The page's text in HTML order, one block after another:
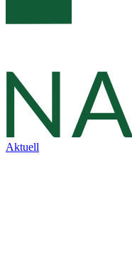
Aktuell